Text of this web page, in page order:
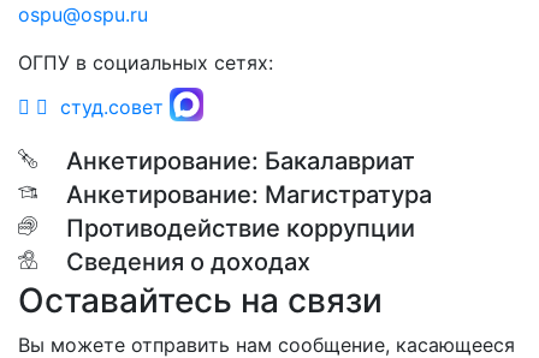
ospu@ospu.ru
ОГПУ в социальных сетях:
студ.совет
Анкетирование: Бакалавриат
Анкетирование: Магистратура
Противодействие коррупции
Сведения о доходах
Оставайтесь на связи
Вы можете отправить нам сообщение, касающееся